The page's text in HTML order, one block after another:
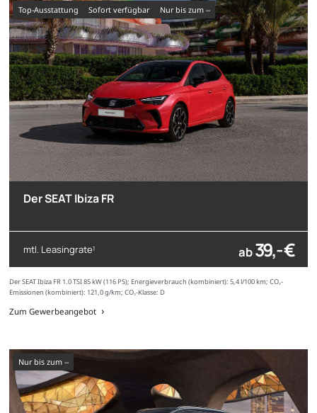
Top-Ausstattung sofort verfügbar nur bis zum --
Der SEAT Ibiza FR
mtl. Leasingrate1 ab39,- €
Der SEAT Ibiza FR 1.0 TSI 85 kW (116 PS); Energieverbrauch (kombiniert): 5,4 l/100 km; CO₂-
Emissionen (kombiniert): 121,0 g/km; CO₂-Klasse: D
Zum Gewerbeangebot
nur bis zum --